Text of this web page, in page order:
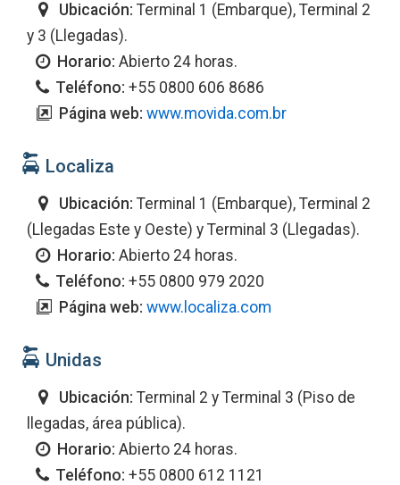
Ubicación: Terminal 1 (Embarque), Terminal 2
y 3 (Llegadas).
Horario: Abierto 24 horas.
Teléfono: +55 0800 606 8686
Página web: www.movida.com.br
Localiza
Ubicación: Terminal 1 (Embarque), Terminal 2
(Llegadas Este y Oeste) y Terminal 3 (Llegadas).
Horario: Abierto 24 horas.
Teléfono: +55 0800 979 2020
Página web: www.localiza.com
Unidas
Ubicación: Terminal 2 y Terminal 3 (Piso de
llegadas, área pública).
Horario: Abierto 24 horas.
Teléfono: +55 0800 612 1121